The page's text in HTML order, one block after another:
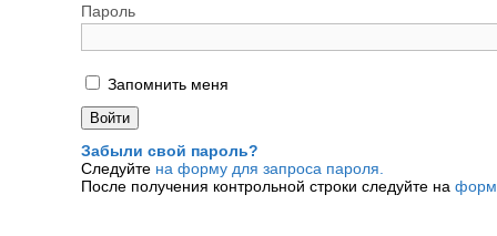
Пароль
Запомнить меня
Забыли свой пароль?
Следуйте на форму для запроса пароля.
После получения контрольной строки следуйте на